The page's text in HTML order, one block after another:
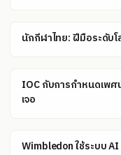
นักกีฬาไทย: ฝีมือระดับ
IOC กับการกำหนดเพ
เจอ
Wimbledon ใช้ระบบ